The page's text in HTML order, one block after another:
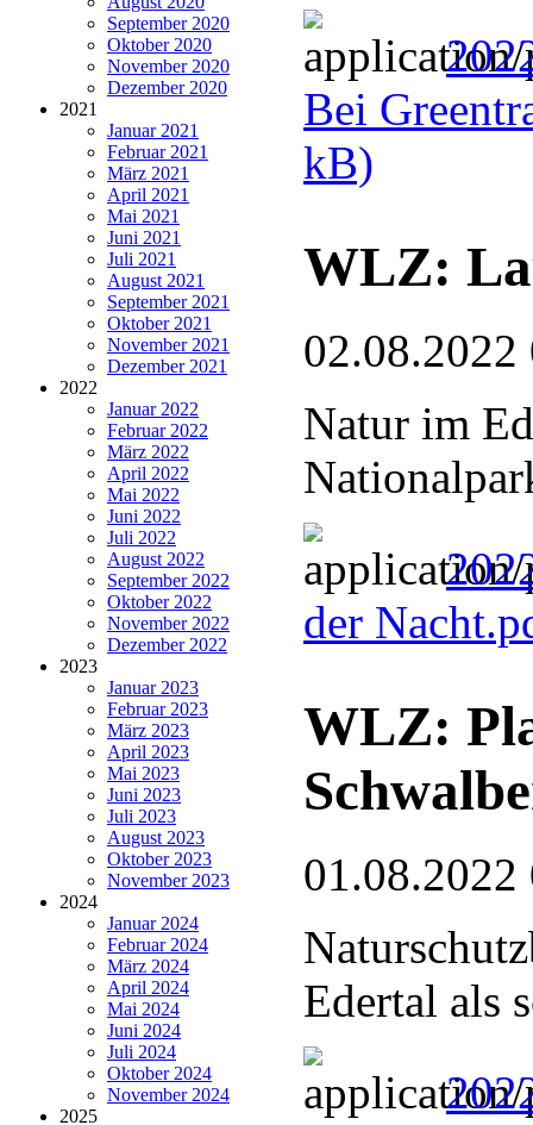
September 2020
Oktober 2020
November 2020
Dezember 2020
2021
Januar 2021
Februar 2021
März 2021
April 2021
Mai 2021
Juni 2021
Juli 2021
August 2021
September 2021
Oktober 2021
November 2021
Dezember 2021
2022
Januar 2022
Februar 2022
März 2022
April 2022
Mai 2022
Juni 2022
Juli 2022
August 2022
September 2022
Oktober 2022
November 2022
Dezember 2022
2023
Januar 2023
Februar 2023
März 2023
April 2023
Mai 2023
Juni 2023
Juli 2023
August 2023
Oktober 2023
November 2023
2024
Januar 2024
Februar 2024
März 2024
April 2024
Mai 2024
Juni 2024
Juli 2024
Oktober 2024
November 2024
2025
Bei
kB)
WLZ:
02.08.2022
Natur im
der
WLZ:
01.08.2022
Edertal als